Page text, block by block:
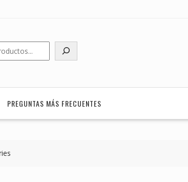
PREGUNTAS MÁS FRECUENTES